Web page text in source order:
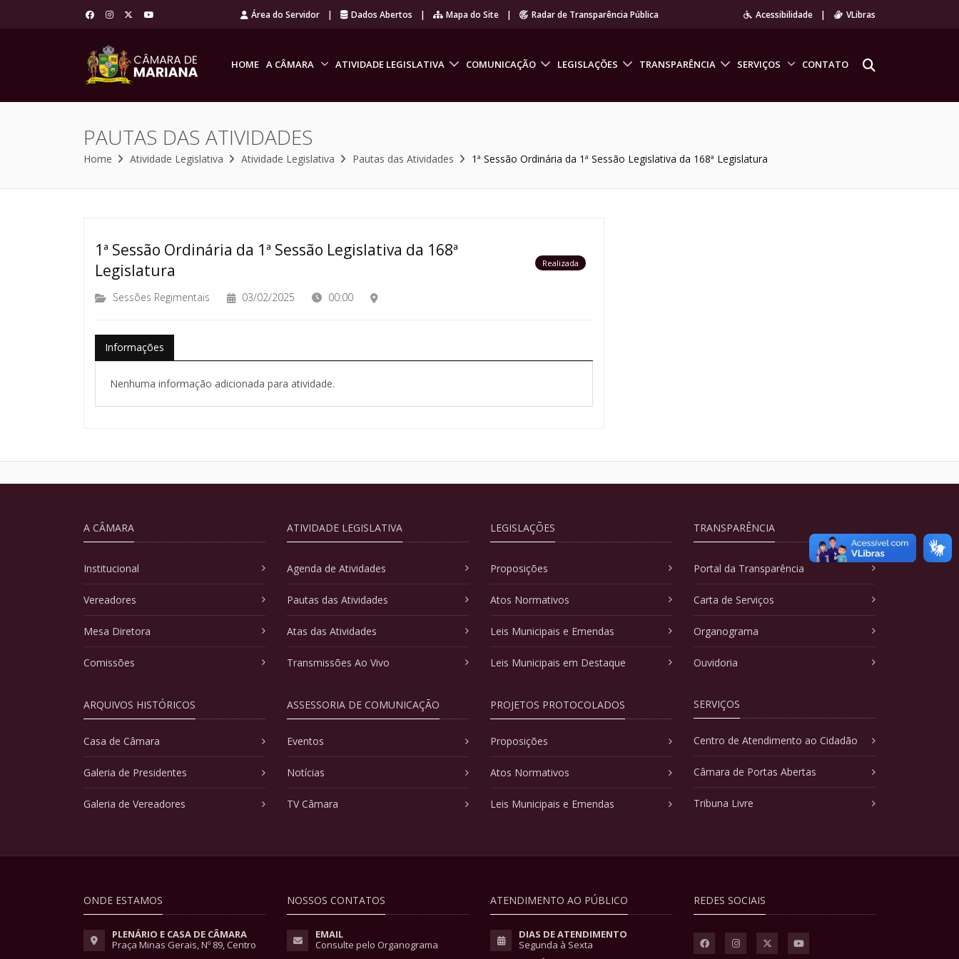
Área do Servidor | Dados Abertos | Mapa do Site | Radar de Transparência Pública Acessibilidade | VLibras
HOME A CÂMARA ATIVIDADE LEGISLATIVA COMUNICAÇÃO LEGISLAÇÕES TRANSPARÊNCIA SERVIÇOS CONTATO
PAUTAS DAS ATIVIDADES
Home Atividade Legislativa Atividade Legislativa Pautas das Atividades 1ª Sessão Ordinária da 1ª Sessão Legislativa da 168ª Legislatura
1ª Sessão Ordinária da 1ª Sessão Legislativa da 168ª
Legislatura
Realizada
Sessões Regimentais 03/02/2025 00:00
Informações
Nenhuma informação adicionada para atividade.
A CÂMARA
Institucional
Vereadores
Mesa Diretora
Comissões
ARQUIVOS HISTÓRICOS
Casa de Câmara
Galeria de Presidentes
Galeria de Vereadores
ATIVIDADE LEGISLATIVA
Agenda de Atividades
Pautas das Atividades
Atas das Atividades
Transmissões Ao Vivo
ASSESSORIA DE COMUNICAÇÃO
Eventos
Notícias
TV Câmara
LEGISLAÇÕES
Proposições
Atos Normativos
Leis Municipais e Emendas
Leis Municipais em Destaque
PROJETOS PROTOCOLADOS
Proposições
Atos Normativos
Leis Municipais e Emendas
TRANSPARÊNCIA
Portal da Transparência
Carta de Serviços
Organograma
Ouvidoria
SERVIÇOS
Centro de Atendimento ao Cidadão
Câmara de Portas Abertas
Tribuna Livre
ONDE ESTAMOS
PLENÁRIO E CASA DE CÂMARA
Praça Minas Gerais, Nº 89, Centro
NOSSOS CONTATOS
EMAIL
Consulte pelo Organograma
ATENDIMENTO AO PÚBLICO
DIAS DE ATENDIMENTO
Segunda à Sexta
REDES SOCIAIS